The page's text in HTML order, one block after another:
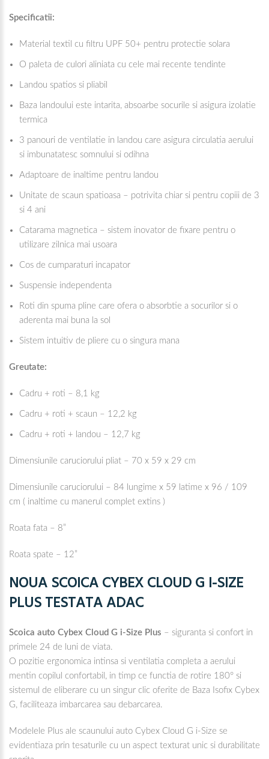
Specificatii:
Material textil cu filtru UPF 50+ pentru protectie solara
O paleta de culori aliniata cu cele mai recente tendinte
Landou spatios si pliabil
Baza landoului este intarita, absoarbe socurile si asigura izolatie
termica
3 panouri de ventilatie in landou care asigura circulatia aerului
si imbunatatesc somnului si odihna
Adaptoare de inaltime pentru landou
Unitate de scaun spatioasa – potrivita chiar si pentru copiii de 3
si 4 ani
Catarama magnetica – sistem inovator de fixare pentru o
utilizare zilnica mai usoara
Cos de cumparaturi incapator
Suspensie independenta
Roti din spuma pline care ofera o absorbtie a socurilor si o
aderenta mai buna la sol
Sistem intuitiv de pliere cu o singura mana
Greutate:
Cadru + roti – 8,1 kg
Cadru + roti + scaun – 12,2 kg
Cadru + roti + landou – 12,7 kg
Dimensiunile caruciorului pliat – 70 x 59 x 29 cm
Dimensiunile caruciorului – 84 lungime x 59 latime x 96 / 109
cm ( inaltime cu manerul complet extins )
Roata fata – 8”
Roata spate – 12”
NOUA SCOICA CYBEX CLOUD G I-SIZE
PLUS TESTATA ADAC
Scoica auto Cybex Cloud G i-Size Plus – siguranta si confort in
primele 24 de luni de viata.
O pozitie ergonomica intinsa si ventilatia completa a aerului
mentin copilul confortabil, in timp ce functia de rotire 180° si
sistemul de eliberare cu un singur clic oferite de Baza Isofix Cybex
G, faciliteaza imbarcarea sau debarcarea.
Modelele Plus ale scaunului auto Cybex Cloud G i-Size se
evidentiaza prin tesaturile cu un aspect texturat unic si durabilitate